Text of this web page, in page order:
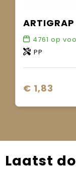
4761 op
PP
€ 1,83
Laatst